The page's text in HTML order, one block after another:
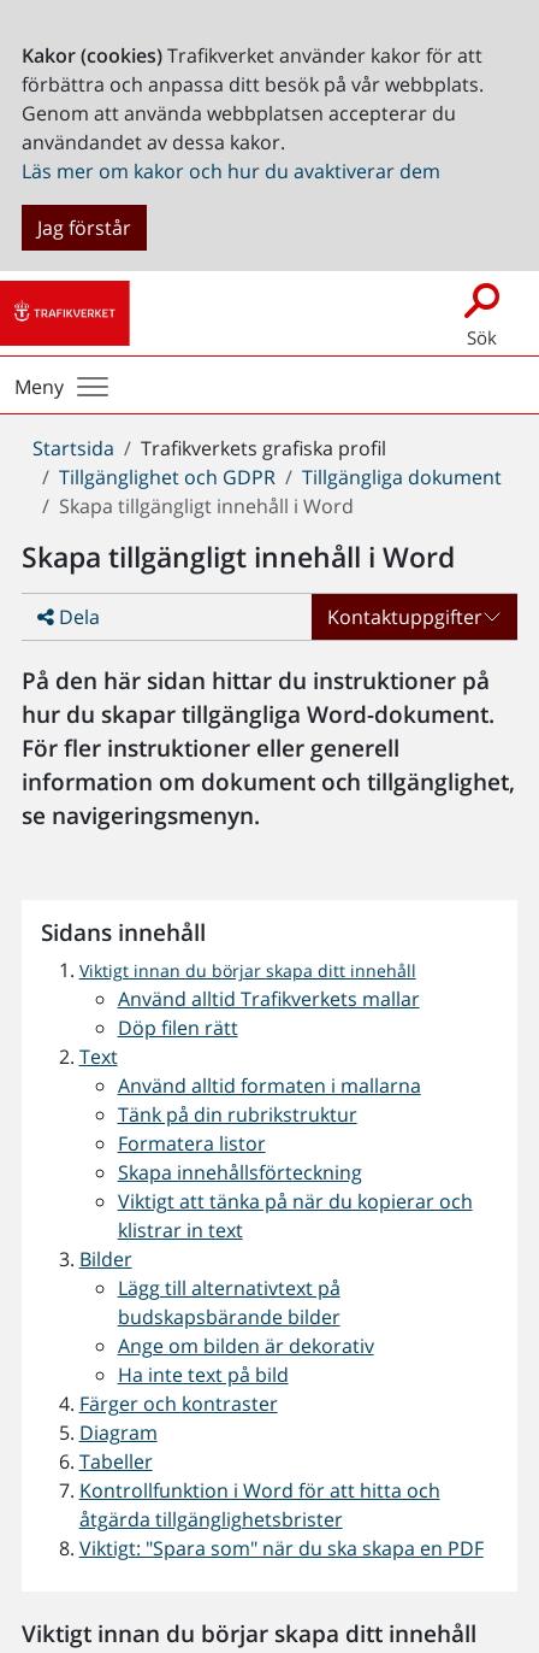
Kakor (cookies)Trafikverket använder kakor för att
förbättra och anpassa ditt besök på vår webbplats.
Genom att använda webbplatsen accepterar du
användandet av dessa kakor.
Läs mer om kakor och hur du avaktiverar dem
Jag förstår
Sök
Meny
Du
är
här:
Startsida
Trafikverkets grafiska profil
Tillgänglighet och GDPR
Tillgängliga dokument
Skapa tillgängligt innehåll i Word
Skapa tillgängligt innehåll i Word
Dela Kontaktuppgifter
På den här sidan hittar du instruktioner på
hur du skapar tillgängliga Word-dokument.
För fler instruktioner eller generell
information om dokument och tillgänglighet,
se navigeringsmenyn.
Sidans innehåll
Viktigt innan du börjar skapa ditt innehåll
Använd alltid Trafikverkets mallar
Döp filen rätt
Text
Använd alltid formaten i mallarna
Tänk på din rubrikstruktur
Formatera listor
Skapa innehållsförteckning
Viktigt att tänka på när du kopierar och
klistrar in text
Bilder
Lägg till alternativtext på
budskapsbärande bilder
Ange om bilden är dekorativ
Ha inte text på bild
Färger och kontraster
Diagram
Tabeller
Kontrollfunktion i Word för att hitta och
åtgärda tillgänglighetsbrister
Viktigt: "Spara som" när du ska skapa en PDF
Viktigt innan du börjar skapa ditt innehåll